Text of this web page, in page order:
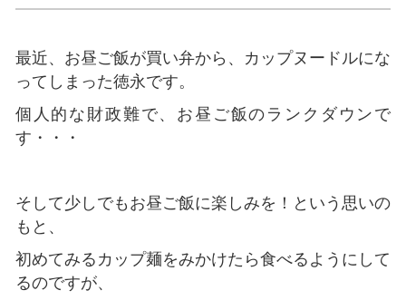
最近、お昼ご飯が買い弁から、カップヌードルにな
ってしまった徳永です。
個人的な財政難で、お昼ご飯のランクダウンで
す・・・
そして少しでもお昼ご飯に楽しみを！という思いの
もと、
初めてみるカップ麺をみかけたら食べるようにして
るのですが、